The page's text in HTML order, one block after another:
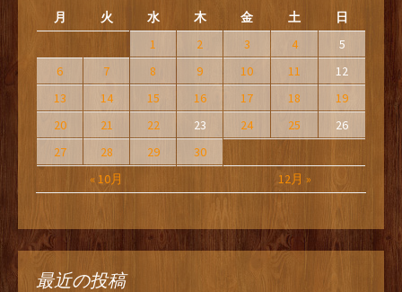
月
火 水 木 金 土 日
« 10月 12月 »
1 2 3 4
5
6
7 8 9 10 11
12
13
14 15 16 17 18
19
20
21 22 23 24 25
26
27
28 29 30
最近の投稿